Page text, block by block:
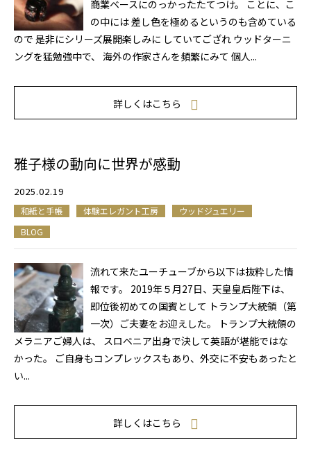
商業ベースにのっかったたてつけ。 ことに、こ
の中には 差し色を極めるというのも含めている
ので 是非にシリーズ展開楽しみに していてござれ ウッドターニ
ングを猛勉強中で、 海外の作家さんを頻繁にみて 個人...
詳しくはこちら
雅子様の動向に世界が感動
2025.02.19
和紙と手帳 体験エレガント工房
ウッドジュエリー
BLOG
流れて来たユーチューブから以下は抜粋した情
報です。 2019年５月27日、天皇皇后陛下は、
即位後初めての国賓として トランプ大統領（第
一次）ご夫妻をお迎えした。 トランプ大統領の
メラニアご婦人は、 スロベニア出身で決して英語が堪能ではな
かった。 ご自身もコンプレックスもあり、外交に不安もあったと
い...
詳しくはこちら